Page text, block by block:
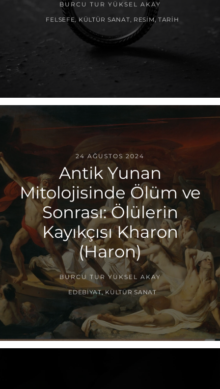
BURCU TUR YÜKSEL AKAY
FELSEFE,KÜLTÜR SANAT RESIM,TARIH
24 AĞUSTOS 2024
Antik Yunan
Mitolojisinde Ölüm ve
Sonrası: Ölülerin
Kayıkçısı Kharon
(Haron)
BURCU TUR YÜKSEL AKAY
EDEBIYAT,KÜLTÜR SANAT